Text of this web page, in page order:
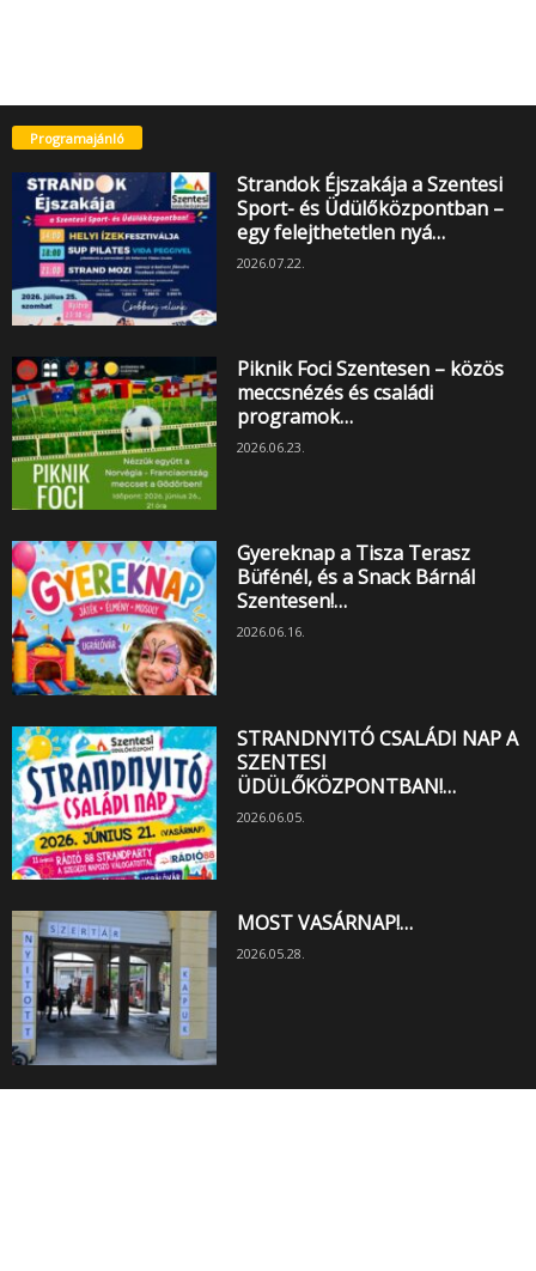
Programajánló
Strandok Éjszakája a Szentesi
Sport- és Üdülőközpontban –
egy felejthetetlen nyá…
2026.07.22.
Piknik Foci Szentesen – közös
meccsnézés és családi
programok…
2026.06.23.
Gyereknap a Tisza Terasz
Büfénél, és a Snack Bárnál
Szentesen!…
2026.06.16.
STRANDNYITÓ CSALÁDI NAP A
SZENTESI
ÜDÜLŐKÖZPONTBAN!…
2026.06.05.
MOST VASÁRNAP!…
2026.05.28.